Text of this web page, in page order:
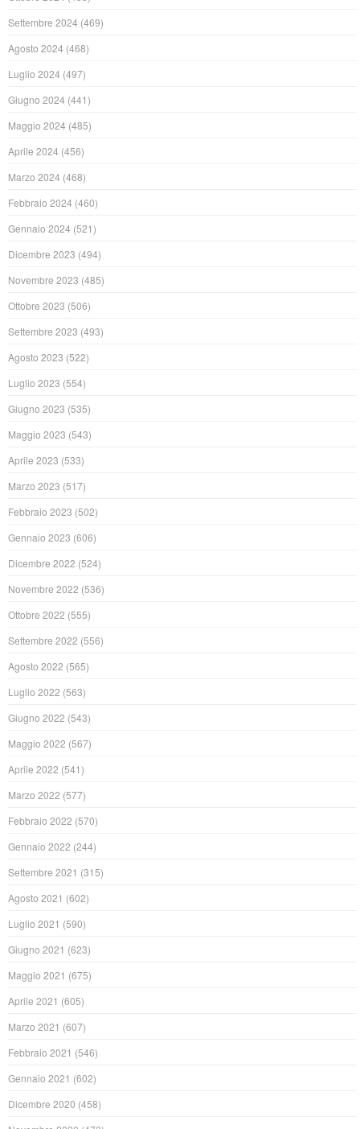
Settembre 2024 (469)
Agosto 2024 (468)
Luglio 2024 (497)
Giugno 2024 (441)
Maggio 2024 (485)
Aprile 2024 (456)
Marzo 2024 (468)
Febbraio 2024 (460)
Gennaio 2024 (521)
Dicembre 2023 (494)
Novembre 2023 (485)
Ottobre 2023 (506)
Settembre 2023 (493)
Agosto 2023 (522)
Luglio 2023 (554)
Giugno 2023 (535)
Maggio 2023 (543)
Aprile 2023 (533)
Marzo 2023 (517)
Febbraio 2023 (502)
Gennaio 2023 (606)
Dicembre 2022 (524)
Novembre 2022 (536)
Ottobre 2022 (555)
Settembre 2022 (556)
Agosto 2022 (565)
Luglio 2022 (563)
Giugno 2022 (543)
Maggio 2022 (567)
Aprile 2022 (541)
Marzo 2022 (577)
Febbraio 2022 (570)
Gennaio 2022 (244)
Settembre 2021 (315)
Agosto 2021 (602)
Luglio 2021 (590)
Giugno 2021 (623)
Maggio 2021 (675)
Aprile 2021 (605)
Marzo 2021 (607)
Febbraio 2021 (546)
Gennaio 2021 (602)
Dicembre 2020 (458)